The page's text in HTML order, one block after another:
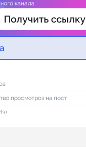
канала.
Получить ссылку
просмотров на пост